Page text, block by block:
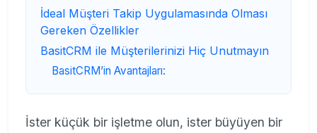
İdeal Müşteri Takip Uygulamasında Olması
Gereken Özellikler
BasitCRM ile Müşterilerinizi Hiç Unutmayın
BasitCRM’in Avantajları:
İster küçük bir işletme olun, ister büyüyen bir